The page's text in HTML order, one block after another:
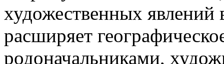
художественных явлений
расширяет
родоначальниками,